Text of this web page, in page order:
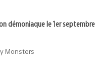
démoniaque le 1er septembre
Monsters